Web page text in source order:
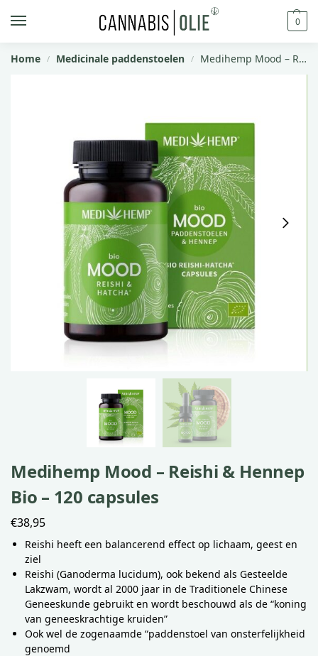
0
Home / Medicinale paddenstoelen / Medihemp Mood – Reishi & Hennep Bio – 120 capsules
Medihemp Mood – Reishi & Hennep
Bio – 120 capsules
€38,95
Reishi heeft een balancerend effect op lichaam, geest en
ziel
Reishi (Ganoderma lucidum), ook bekend als Gesteelde
Lakzwam, wordt al 2000 jaar in de Traditionele Chinese
Geneeskunde gebruikt en wordt beschouwd als de “koning
van geneeskrachtige kruiden”
Ook wel de zogenaamde “paddenstoel van onsterfelijkheid
genoemd